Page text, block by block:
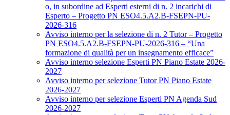
o, in subordine ad Esperti esterni di n. 2 incarichi di
Esperto – Progetto PN ESO4.5.A2.B-FSEPN-PU-
2026-316
Avviso interno per la selezione di n. 2 Tutor – Progetto
PN ESO4.5.A2.B-FSEPN-PU-2026-316 – “Una
formazione di qualità per un insegnamento efficace”
Avviso interno selezione Esperti PN Piano Estate 2026-
2027
Avviso interno per selezione Tutor PN Piano Estate
2026-2027
Avviso interno per selezione Esperti PN Agenda Sud
2026-2027